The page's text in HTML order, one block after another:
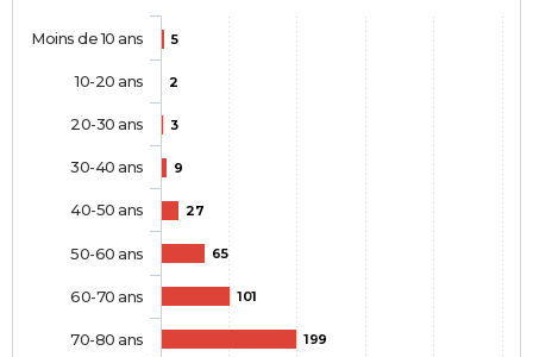
5
2
3
9
27
65
101
199
Moins de 10 ans
10-20 ans
20-30 ans
30-40 ans
40-50 ans
50-60 ans
60-70 ans
70-80 ans